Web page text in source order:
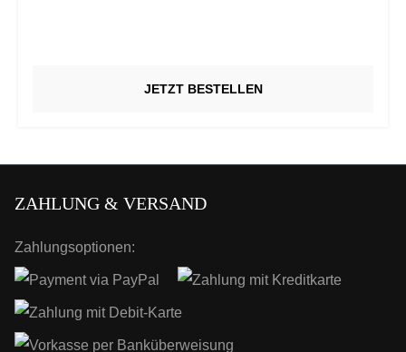
JETZT BESTELLEN
ZAHLUNG & VERSAND
Zahlungsoptionen: